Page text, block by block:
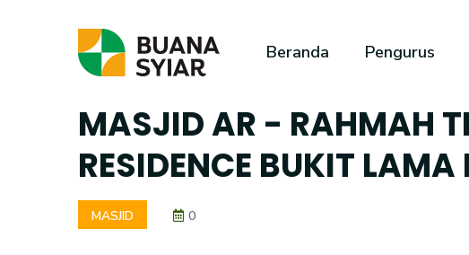
Beranda Pengurus
MASJID AR - RAHMAH
RESIDENCE BUKIT
MASJID 0